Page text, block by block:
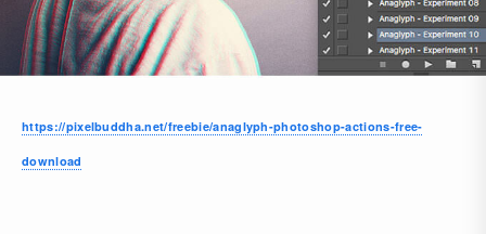
https://pixelbuddha.net/freebie/anaglyph-photoshop-actions-free-
download